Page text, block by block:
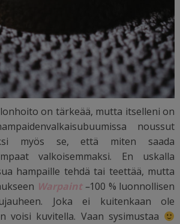
on tärkeää, mutta itselleni on
noussut
myös se, että miten saada
valkoisemmaksi. En uskalla
hampaille tehdä tai teettää, mutta
Warpaint –100 % luonnollisen
Joka ei kuitenkaan ole
voisi kuvitella. Vaan sysimustaa